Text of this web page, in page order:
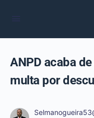
ANPD acaba
multa por